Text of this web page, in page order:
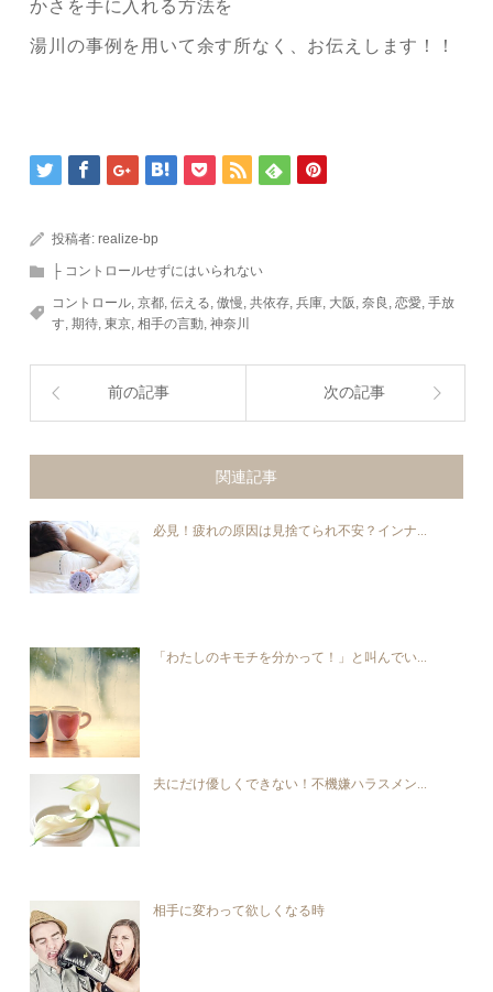
かさを手に入れる方法を
湯川の事例を用いて余す所なく、お伝えします！！
投稿者:realize-bp
├ コントロールせずにはいられない
コントロール,京都,伝える,傲慢,共依存,兵庫, 大阪 ,奈良 ,恋愛,手放
す,期待,東京,相手の言動,神奈川
前の記事 次の記事
関連記事
必見！疲れの原因は見捨てられ不安？インナ...
「わたしのキモチを分かって！」と叫んでい...
夫にだけ優しくできない！不機嫌ハラスメン...
相手に変わって欲しくなる時